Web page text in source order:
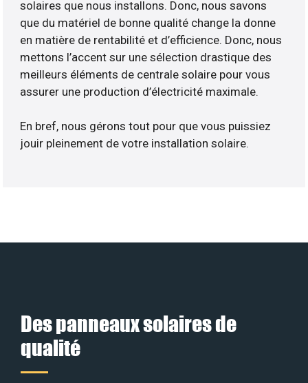
solaires que nous installons. Donc, nous savons
que du matériel de bonne qualité change la donne
en matière de rentabilité et d’efficience. Donc, nous
mettons l’accent sur une sélection drastique des
meilleurs éléments de centrale solaire pour vous
assurer une production d’électricité maximale.
En bref, nous gérons tout pour que vous puissiez
jouir pleinement de votre installation solaire.
Des panneaux solaires de
qualité